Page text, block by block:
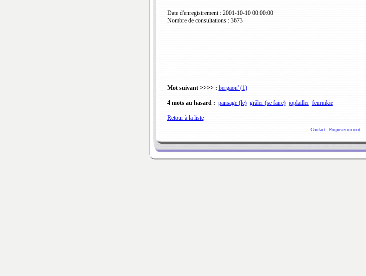
Date d'enregistrement : 2001-10-10 00:00:00
Nombre de consultations : 3673
Mot suivant >>>> : bergaou' (1)
4 mots au hasard : pansage (le) grâler (se faire) joplailler feurnikie
Retour à la liste
Contact - Proposer un mot